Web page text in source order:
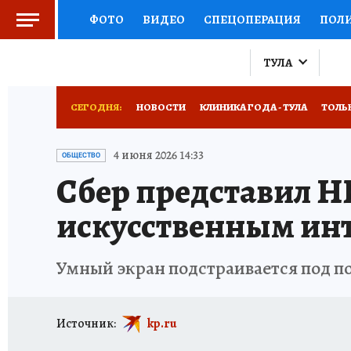
ФОТО ВИДЕО СПЕЦОПЕРАЦИЯ
СПОРТ
ПРЕСС-ЦЕНТР
РАДИО КП
ТУЛА
СЕГОДНЯ: НОВОСТИ КЛИНИКА ГОДА - ТУЛА
ПРОИСШЕСТВИЯ
ОБЩЕСТВО 4 июня 2026 14:33
Сбер представил
искусственным
Умный экран подстраивается под
Источник: kp.ru